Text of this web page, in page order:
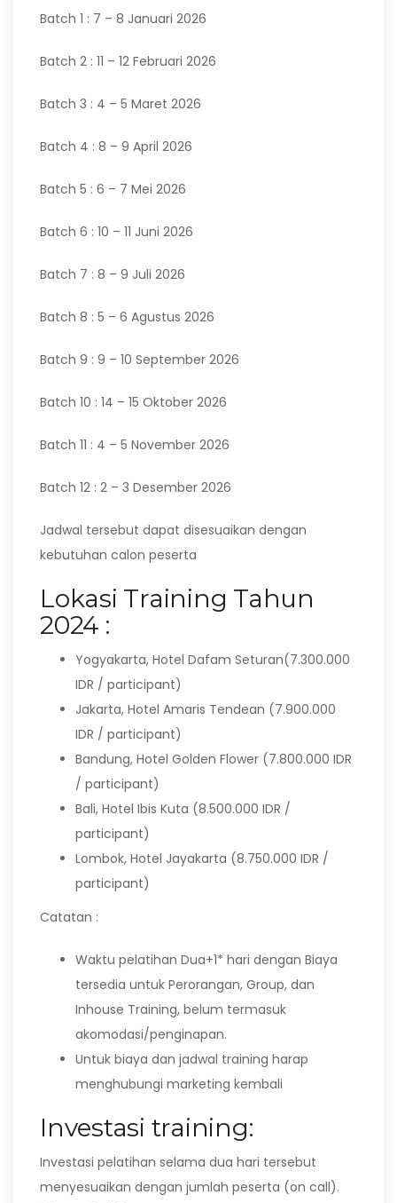
Batch 1 : 7 – 8 Januari 2026
Batch 2 : 11 – 12 Februari 2026
Batch 3 : 4 – 5 Maret 2026
Batch 4 : 8 – 9 April 2026
Batch 5 : 6 – 7 Mei 2026
Batch 6 : 10 – 11 Juni 2026
Batch 7 : 8 – 9 Juli 2026
Batch 8 : 5 – 6 Agustus 2026
Batch 9 : 9 – 10 September 2026
Batch 10 : 14 – 15 Oktober 2026
Batch 11 : 4 – 5 November 2026
Batch 12 : 2 – 3 Desember 2026
Jadwal tersebut dapat disesuaikan dengan
kebutuhan calon peserta
Lokasi Training Tahun
2024 :
Yogyakarta, Hotel Dafam Seturan(7.300.000
IDR / participant)
Jakarta, Hotel Amaris Tendean (7.900.000
IDR / participant)
Bandung, Hotel Golden Flower (7.800.000 IDR
/ participant)
Bali, Hotel Ibis Kuta (8.500.000 IDR /
participant)
Lombok, Hotel Jayakarta (8.750.000 IDR /
participant)
Catatan :
Waktu pelatihan Dua+1* hari dengan Biaya
tersedia untuk Perorangan, Group, dan
Inhouse Training, belum termasuk
akomodasi/penginapan.
Untuk biaya dan jadwal training harap
menghubungi marketing kembali
Investasi training:
Investasi pelatihan selama dua hari tersebut
menyesuaikan dengan jumlah peserta (on call).